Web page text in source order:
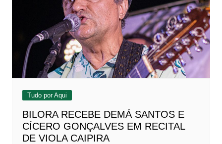
Tudo por Aqui
BILORA RECEBE DEMÁ SANTOS E
CÍCERO GONÇALVES EM RECITAL
DE VIOLA CAIPIRA